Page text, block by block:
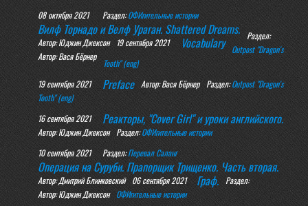
08 октября 2021
Вилф Торнадо и Велф Ураган. Shattered Dreams.
Автор: Юджин Джексон
Раздел:ОФИгительные истории
19 сентября 2021 Vocabulary
Автор: Вася Бёрнер
Раздел:
Outpost "Dragon's
Tooth" (eng)
19 сентября 2021
Preface Автор: Вася Бёрнер Раздел:Outpost "Dragon's
Tooth" (eng)
16 сентября 2021
Реакторы, "Cover Girl" и уроки английского.
Автор: Юджин Джексон Раздел:ОФИгительные истории
10 сентября 2021
Операция на Суруби. Прапорщик Трищенко. Часть вторая.
Автор: Дмитрий Блинковский
Раздел:Перевал Саланг
06 сентября 2021 Граф.
Автор: Юджин Джексон
Раздел:
ОФИгительные истории